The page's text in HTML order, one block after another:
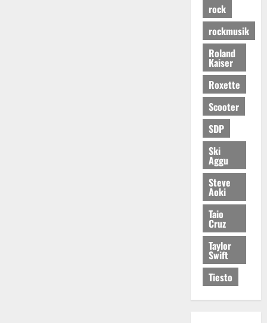
rock
rockmusik
Roland
Kaiser
Roxette
Scooter
SDP
Ski
Aggu
Steve
Aoki
Taio
Cruz
Taylor
Swift
Tiesto